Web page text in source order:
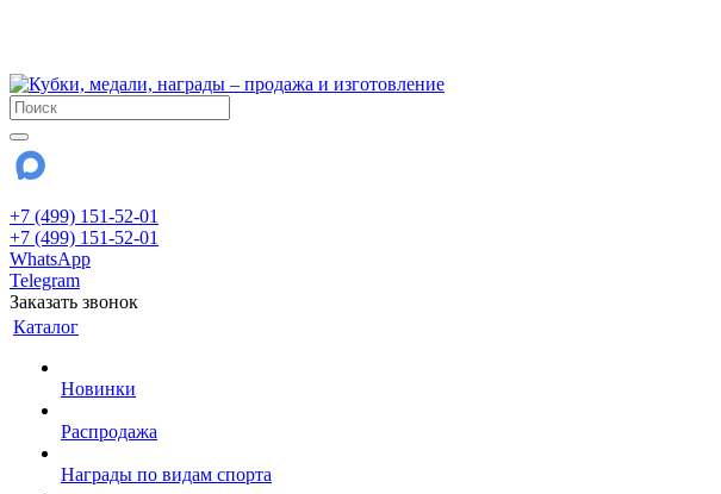
+7 (499) 151-52-01
+7 (499) 151-52-01
WhatsApp
Telegram
Заказать звонок
Каталог
Новинки
Распродажа
Награды по видам спорта